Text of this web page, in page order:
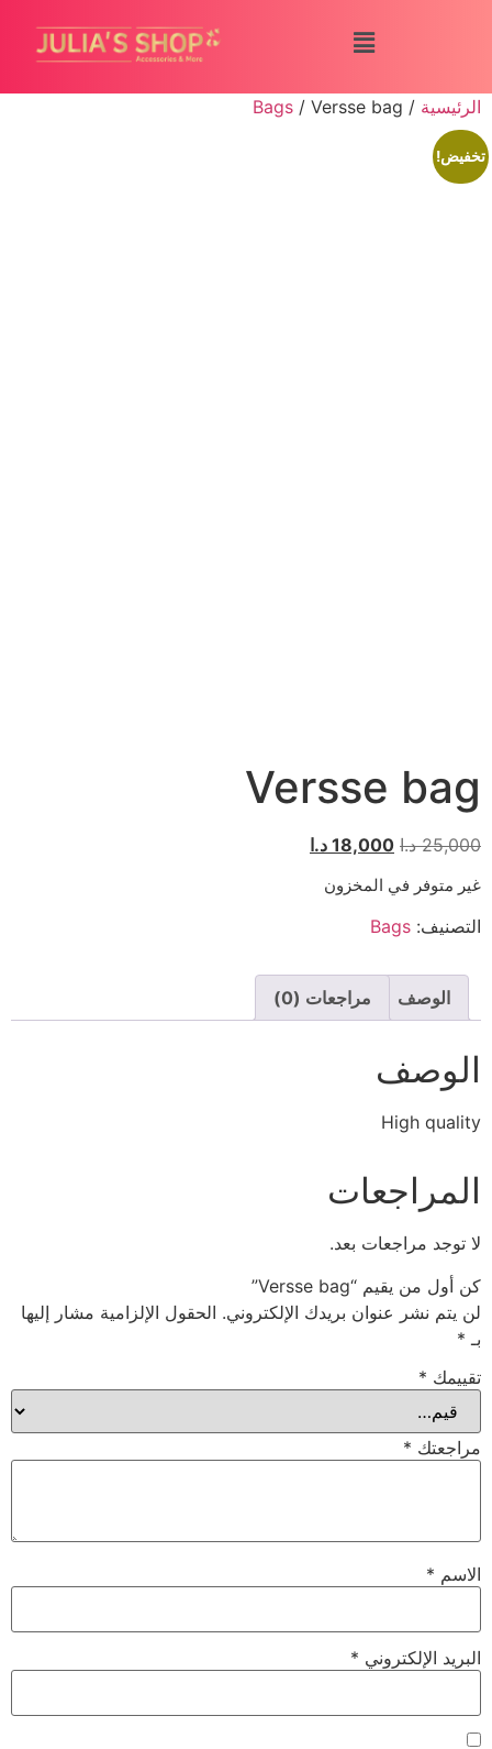
الرئيسية /
Bags / Versse bag
تخفيض!
Versse bag
25,000 د.ا 18,000 د.ا
غير متوفر في المخزون
التصنيف: Bags
الوصف مراجعات (0)
الوصف
High quality
المراجعات
لا توجد مراجعات بعد.
كن أول من يقيم “Versse bag”
لن يتم نشر عنوان بريدك الإلكتروني. الحقول الإلزامية مشار إليها
بـ *
تقييمك *
مراجعتك *
الاسم *
البريد الإلكتروني *